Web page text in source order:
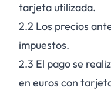
tarjeta utilizada.
2.2 Los precios
impuestos.
2.3 El pago se
en euros con